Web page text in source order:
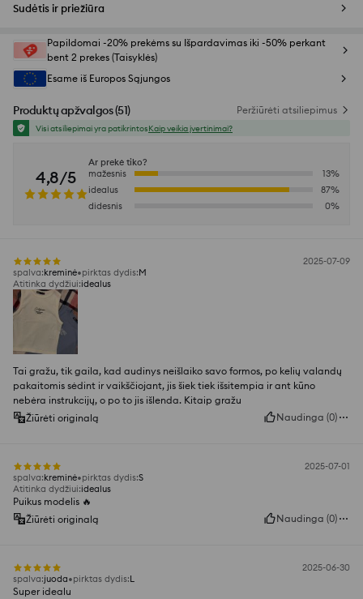
Sudėtis ir priežiūra
Papildomai -20% prekėms su Išpardavimas iki -50% perkant
bent 2 prekes (Taisyklės)
Esame iš Europos Sąjungos
Produktų apžvalgos(51) Peržiūrėti atsiliepimus
Visi atsiliepimai yra patikrintosKaip veikia įvertinimai?
4,8/5
Ar prekė tiko?
mažesnis
13%
idealus
87%
didesnis
0%
2025-07-09
spalva:kreminė pirktas dydis:M
Atitinka dydžiui:idealus
Tai gražu, tik gaila, kad audinys neišlaiko savo formos, po kelių valandų
pakaitomis sėdint ir vaikščiojant, jis šiek tiek išsitempia ir ant kūno
nebėra instrukcijų, o po to jis išlenda. Kitaip gražu
Žiūrėti originalą
Naudinga (0)
2025-07-01
spalva:kreminė pirktas dydis:S
Atitinka dydžiui:idealus
Puikus modelis 🔥
Žiūrėti originalą
Naudinga (0)
2025-06-30
spalva:juoda pirktas dydis:L
Super idealu